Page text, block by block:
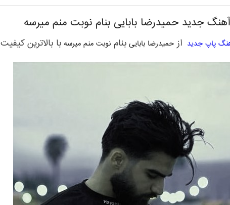
آهنگ جدید حمیدرضا بابایی بنام نوبت منم میرسه
پاپ جدید از حمیدرضا بابایی بنام نوبت منم میرسه با بالاترین کیفیت